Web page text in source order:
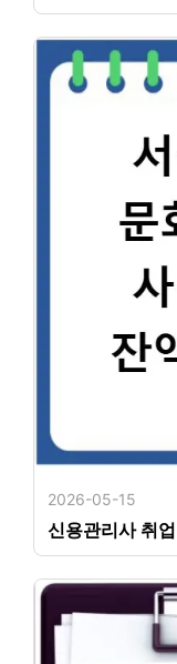
2026-05-15
신용관리사 취